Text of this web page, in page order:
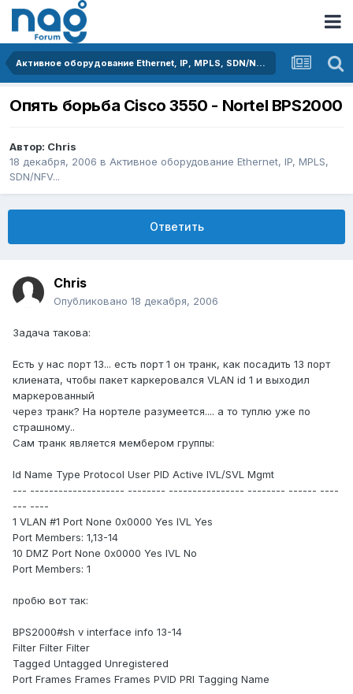
Активное оборудование Ethernet, IP, MPLS, SDN/NFV...
Опять борьба Cisco 3550 - Nortel BPS2000
Автор: Chris
18 декабря, 2006 в Активное оборудование Ethernet, IP, MPLS,
SDN/NFV...
Ответить
Chris
Опубликовано 18 декабря, 2006
Задача такова:
Есть у нас порт 13... есть порт 1 он транк, как посадить 13 порт
клиената, чтобы пакет каркеровался VLAN id 1 и выходил
маркерованный
через транк? На нортеле разумеется.... а то туплю уже по
страшному..
Сам транк является мембером группы:
Id Name Type Protocol User PID Active IVL/SVL Mgmt
--- -------------------- -------- ---------------- -------- ------ ----
--- ----
1 VLAN #1 Port None 0x0000 Yes IVL Yes
Port Members: 1,13-14
10 DMZ Port None 0x0000 Yes IVL No
Port Members: 1
пробю вот так:
BPS2000#sh v interface info 13-14
Filter Filter Filter
Tagged Untagged Unregistered
Port Frames Frames Frames PVID PRI Tagging Name